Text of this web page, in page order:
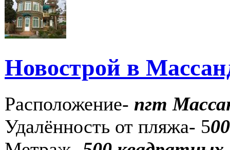
Новострой в
Расположение- пгт
Удалённость от пляжа- 5